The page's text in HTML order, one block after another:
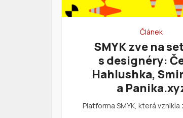
Článek
SMYK zve na
s designéry:
Hahlushka,
a
Platforma SMYK, která vznikla